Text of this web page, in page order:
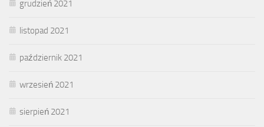
grudzień 2021
listopad 2021
październik 2021
wrzesień 2021
sierpień 2021